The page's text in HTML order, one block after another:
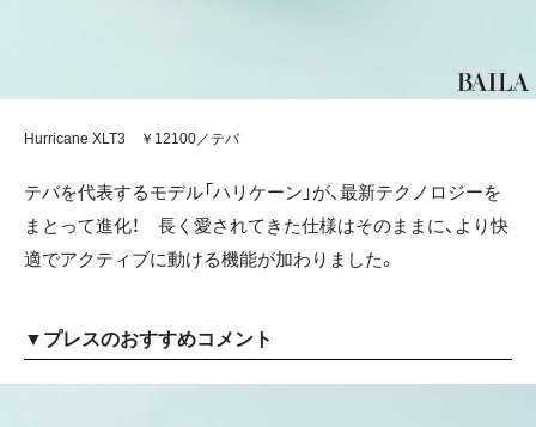
Hurricane XLT3 ￥12100／テバ
テバを代表するモデル「ハリケーン」が、最新テクノロジーを
まとって進化！ 長く愛されてきた仕様はそのままに、より快
適でアクティブに動ける機能が加わりました。
▼プレスのおすすめコメント